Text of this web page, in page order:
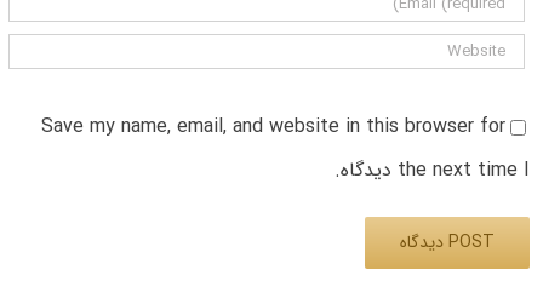
Save my name, email, and website in this browser for
the next time I دیدگاه.